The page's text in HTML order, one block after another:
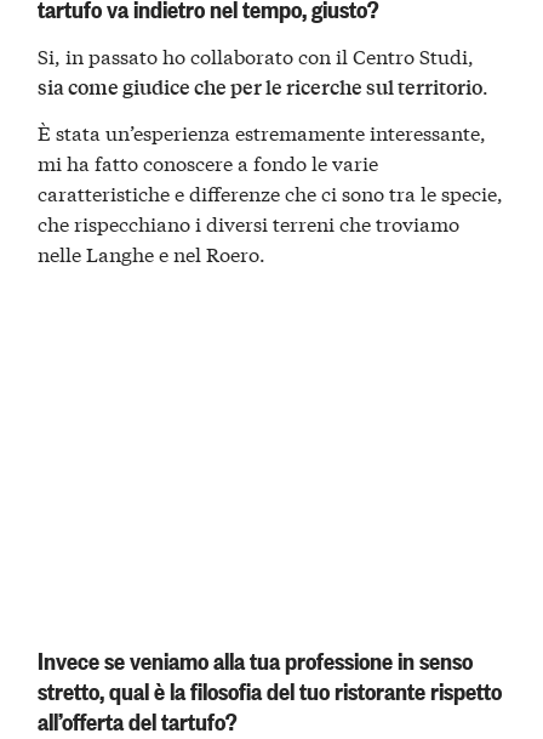
tartufo va indietro nel tempo, giusto?
Si, in passato ho collaborato con il Centro Studi,
sia come giudice che per le ricerche sul territorio.
È stata un’esperienza estremamente interessante,
mi ha fatto conoscere a fondo le varie
caratteristiche e differenze che ci sono tra le specie,
che rispecchiano i diversi terreni che troviamo
nelle Langhe e nel Roero.
Invece se veniamo alla tua professione in senso
stretto, qual è la filosofia del tuo ristorante rispetto
all’offerta del tartufo?